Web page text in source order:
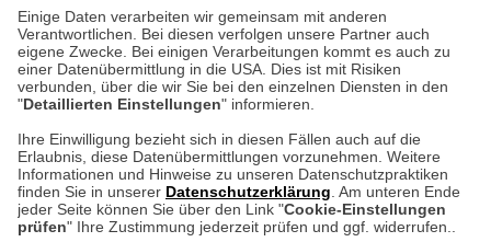
Einige Daten verarbeiten wir gemeinsam mit anderen
Verantwortlichen. Bei diesen verfolgen unsere Partner auch
eigene Zwecke. Bei einigen Verarbeitungen kommt es auch zu
einer Datenübermittlung in die USA. Dies ist mit Risiken
verbunden, über die wir Sie bei den einzelnen Diensten in den
"Detaillierten Einstellungen" informieren.
Ihre Einwilligung bezieht sich in diesen Fällen auch auf die
Erlaubnis, diese Datenübermittlungen vorzunehmen. Weitere
Informationen und Hinweise zu unseren Datenschutzpraktiken
finden Sie in unserer Datenschutzerklärung . Am unteren Ende
jeder Seite können Sie über den Link "Cookie-Einstellungen
prüfen" Ihre Zustimmung jederzeit prüfen und ggf. widerrufen..
Kontakt
Umwelt und Entsorgung
Zur Echtheit von Bewertungen
Hinweisgeber-Schutzgesetz
Barrierefreiheit unserer Website
Cookie-Einstellungen in Ihrem Browser
ACHTUNG!
Ihr Browser speichert aktuell keine Cookies!
Leider können Sie in diesem Fall unseren Online-Shop